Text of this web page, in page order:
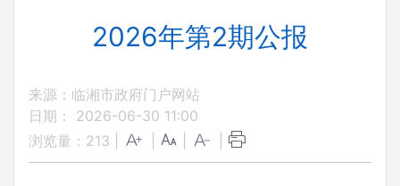
2026年第2期公报
来源：临湘市政府门户网站
日期： 2026-06-30 11:00
浏览量： 213